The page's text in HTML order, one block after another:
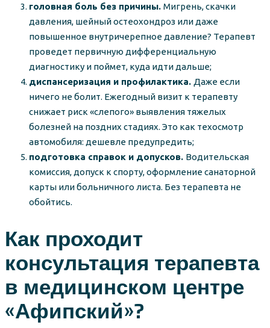
головная боль без причины. Мигрень, скачки
давления, шейный остеохондроз или даже
повышенное внутричерепное давление? Терапевт
проведет первичную дифференциальную
диагностику и поймет, куда идти дальше;
диспансеризация и профилактика. Даже если
ничего не болит. Ежегодный визит к терапевту
снижает риск «слепого» выявления тяжелых
болезней на поздних стадиях. Это как техосмотр
автомобиля: дешевле предупредить;
подготовка справок и допусков. Водительская
комиссия, допуск к спорту, оформление санаторной
карты или больничного листа. Без терапевта не
обойтись.
Как проходит
консультация терапевта
в медицинском центре
«Афипский»?